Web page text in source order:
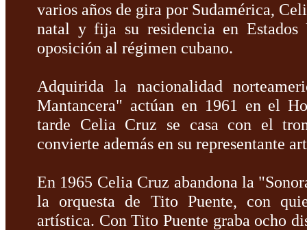
varios años de gira por Sudamérica,
natal y fija su residencia en Estados
oposición al régimen cubano.
Adquirida la nacionalidad
Mantancera" actúan en 1961 en el
tarde Celia Cruz se casa con el
convierte además en su representante
En 1965 Celia Cruz abandona la
la orquesta de Tito Puente, con
artística. Con Tito Puente graba ocho